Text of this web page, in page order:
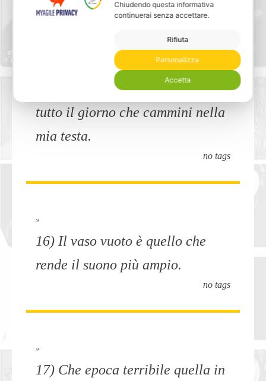
Anima
15) Sarai stanco amore, perché è
tutto il giorno che cammini nella
mia testa.
no tags
»
16) Il vaso vuoto è quello che
rende il suono più ampio.
no tags
»
17) Che epoca terribile quella in
Chiudendo questa informativa
continuerai senza accettare.
Accetta
Rifiuta
Personalizza